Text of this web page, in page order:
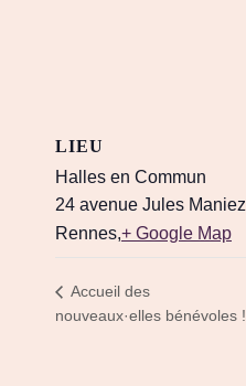
LIEU
Halles en Commun
24 avenue Jules Maniez
Rennes,+ Google Map
Accueil des
nouveaux·elles bénévoles !